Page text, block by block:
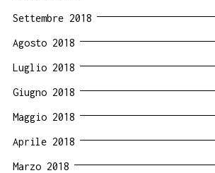
Settembre 2018
Agosto 2018
Luglio 2018
Giugno 2018
Maggio 2018
Aprile 2018
Marzo 2018